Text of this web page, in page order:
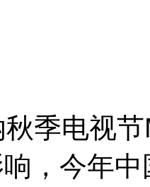
季电视
，今年